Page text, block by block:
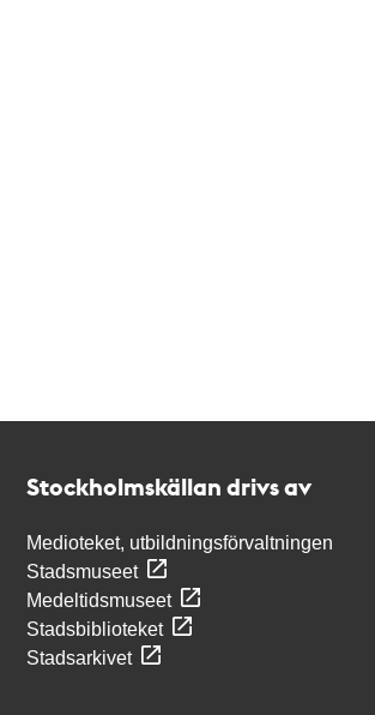
Stockholmskällan drivs av
Medioteket, utbildningsförvaltningen
Stadsmuseet
Medeltidsmuseet
Stadsbiblioteket
Stadsarkivet